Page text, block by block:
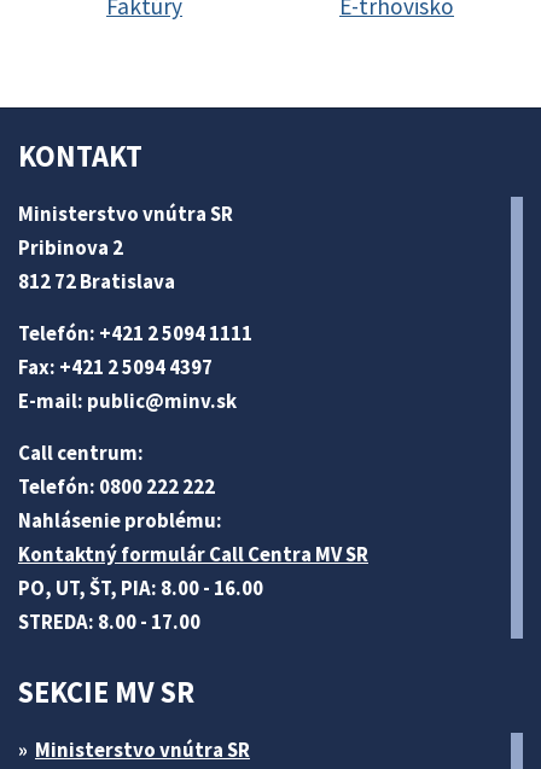
Faktúry E-trhovisko
KONTAKT
Ministerstvo vnútra SR
Pribinova 2
812 72 Bratislava
Telefón: +421 2 5094 1111
Fax: +421 2 5094 4397
E-mail: public@minv.sk
Call centrum:
Telefón: 0800 222 222
Nahlásenie problému:
Kontaktný formulár Call Centra MV SR
PO, UT, ŠT, PIA: 8.00 - 16.00
STREDA: 8.00 - 17.00
SEKCIE MV SR
Ministerstvo vnútra SR